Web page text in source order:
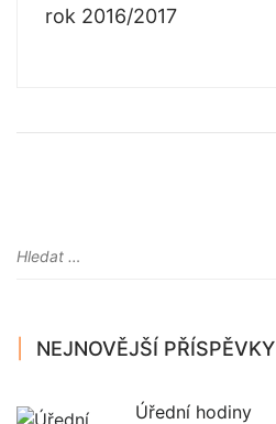
rok 2016/2017
NEJNOVĚJŠÍ PŘÍSPĚVKY
Úřední hodiny